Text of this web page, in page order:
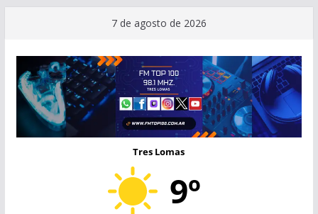
contenido
7 de agosto de 2026
Tres Lomas
9º